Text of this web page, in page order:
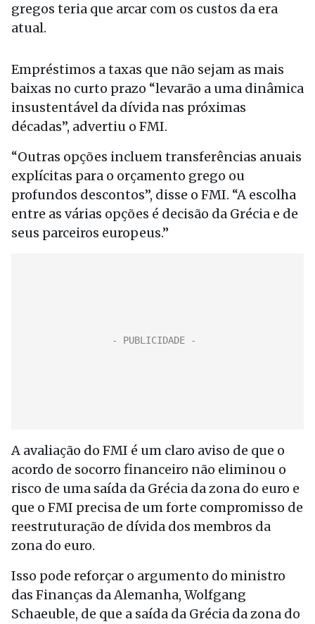
gregos teria que arcar com os custos da era
atual.
Empréstimos a taxas que não sejam as mais
baixas no curto prazo “levarão a uma dinâmica
insustentável da dívida nas próximas
décadas”, advertiu o FMI.
“Outras opções incluem transferências anuais
explícitas para o orçamento grego ou
profundos descontos”, disse o FMI. “A escolha
entre as várias opções é decisão da Grécia e de
seus parceiros europeus.”
A avaliação do FMI é um claro aviso de que o
acordo de socorro financeiro não eliminou o
risco de uma saída da Grécia da zona do euro e
que o FMI precisa de um forte compromisso de
reestruturação de dívida dos membros da
zona do euro.
Isso pode reforçar o argumento do ministro
das Finanças da Alemanha, Wolfgang
Schaeuble, de que a saída da Grécia da zona do